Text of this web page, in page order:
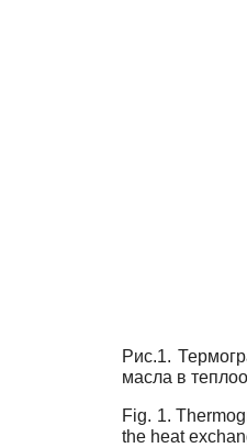
Рис.1.
масла в
Fig. 1.
the heat